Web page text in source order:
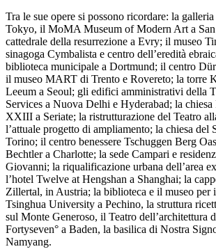
Tra le sue opere si possono ricordare: la
Tokyo, il MoMA Museum of Modern Art a San
cattedrale della resurrezione a Evry; il museo
sinagoga Cymbalista e centro dell’eredità
biblioteca municipale a Dortmund; il centro
il museo MART di Trento e Rovereto; la torre
Leeum a Seoul; gli edifici amministrativi della
Services a Nuova Delhi e Hyderabad; la chiesa
XXIII a Seriate; la ristrutturazione del Teatro
l’attuale progetto di ampliamento; la chiesa del
Torino; il centro benessere Tschuggen Berg
Bechtler a Charlotte; la sede Campari e
Giovanni; la riqualificazione urbana dell’area
l’hotel Twelve at Hengshan a Shanghai; la
Zillertal, in Austria; la biblioteca e il museo per
Tsinghua University a Pechino, la struttura
sul Monte Generoso, il Teatro dell’architettura
Fortyseven° a Baden, la basilica di Nostra
Namyang.